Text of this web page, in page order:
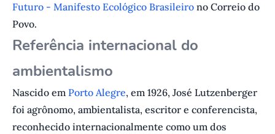
Futuro - Manifesto Ecológico Brasileiro no Correio do
Povo.
Referência internacional do
ambientalismo
Nascido em Porto Alegre, em 1926, José Lutzenberger
foi agrônomo, ambientalista, escritor e conferencista,
reconhecido internacionalmente como um dos